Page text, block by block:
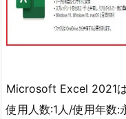
Microsoft Excel 2021は
使用人数:1人/使用年数: